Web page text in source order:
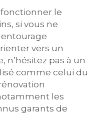
le
si vous ne
entourage
vers un
n’hésitez pas à un
comme celui du
les
garants de